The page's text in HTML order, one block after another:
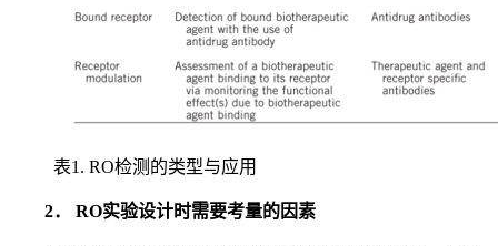
表1. RO检测的类型与应用
2． RO实验设计时需要考量的因素